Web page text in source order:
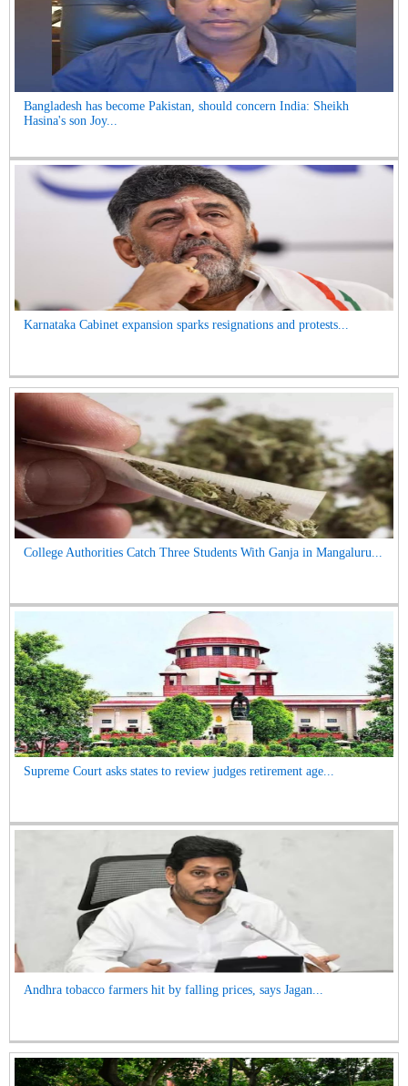
Bangladesh has become Pakistan, should concern India: Sheikh
Hasina's son Joy...
Karnataka Cabinet expansion sparks resignations and protests...
College Authorities Catch Three Students With Ganja in Mangaluru...
Supreme Court asks states to review judges retirement age...
Andhra tobacco farmers hit by falling prices, says Jagan...